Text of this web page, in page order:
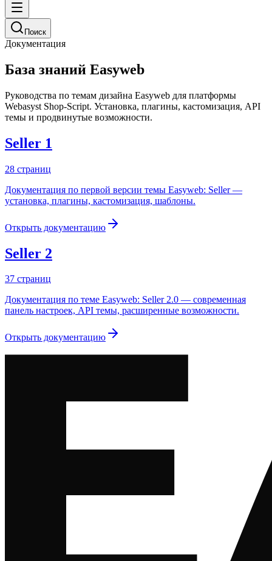
Поиск
Документация
База знаний Easyweb
Руководства по темам дизайна Easyweb для платформы
Webasyst Shop-Script. Установка, плагины, кастомизация, API
темы и продвинутые возможности.
Seller 1
28 страниц
Документация по первой версии темы Easyweb: Seller —
установка, плагины, кастомизация, шаблоны.
Открыть документацию
Seller 2
37 страниц
Документация по теме Easyweb: Seller 2.0 — современная
панель настроек, API темы, расширенные возможности.
Открыть документацию